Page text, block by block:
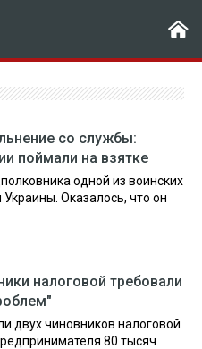
со службы:
поймали на взятке
одной из воинских
Оказалось, что он
налоговой требовали
двух чиновников налоговой
80 тысяч